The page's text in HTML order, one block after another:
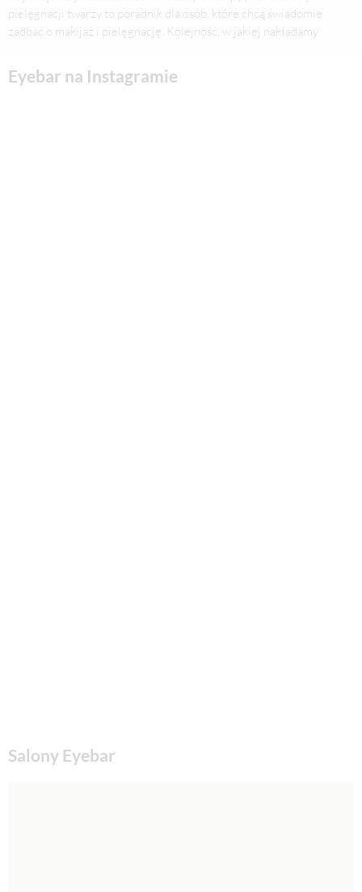
pielęgnacji twarzy to poradnik dla osób, które chcą świadomie
zadbać o makijaż i pielęgnację. Kolejność, w jakiej nakładamy
Eyebar na Instagramie
Salony Eyebar